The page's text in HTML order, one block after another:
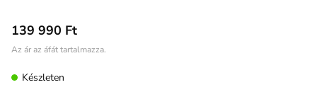
139 990 Ft
Az ár az áfát tartalmazza.
Készleten